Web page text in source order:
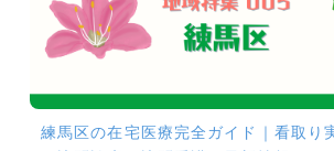
練馬区の在宅医療完全ガイド｜看取り